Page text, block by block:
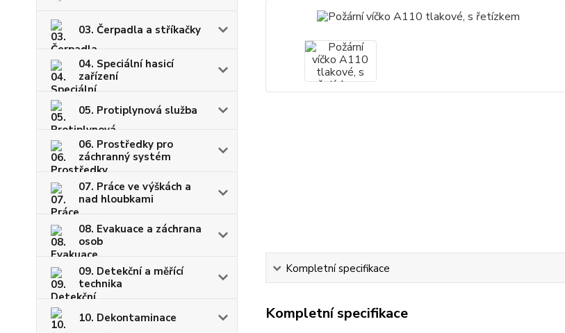
03. Čerpadla a stříkačky
04. Speciální hasicí
zařízení
05. Protiplynová služba
06. Prostředky pro
záchranný systém
07. Práce ve výškách a
nad hloubkami
08. Evakuace a záchrana
osob
09. Detekční a měřící
technika
10. Dekontaminace
Kompletní specifikace
Kompletní specifikace